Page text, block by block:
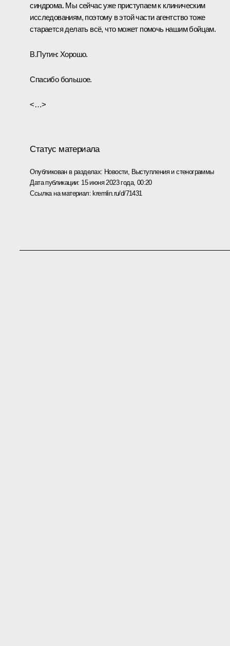
синдрома. Мы сейчас уже приступаем к клиническим
исследованиям, поэтому в этой части агентство тоже
старается делать всё, что может помочь нашим бойцам.
В.Путин: Хорошо.
Спасибо большое.
<…>
Статус материала
Опубликован в разделах: Новости, Выступления и стенограммы
Дата публикации: 15 июня 2023 года, 00:20
Ссылка на материал: kremlin.ru/d/71431